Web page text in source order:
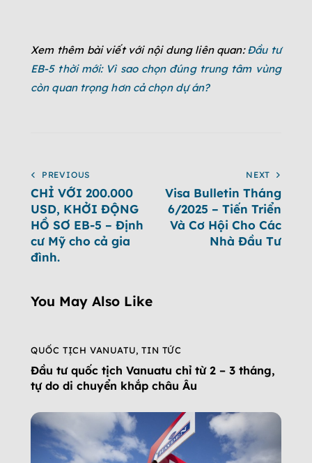
Xem thêm bài viết với nội dung liên quan:Đầu tư
EB-5 thời mới: Vì sao chọn đúng trung tâm vùng
còn quan trọng hơn cả chọn dự án?
PREVIOUS
CHỈ VỚI 200.000
USD, KHỞI ĐỘNG
HỒ SƠ EB-5 – Định
cư Mỹ cho cả gia
đình.
NEXT
Visa Bulletin Tháng
6/2025 – Tiến Triển
Và Cơ Hội Cho Các
Nhà Đầu Tư
You May Also Like
QUỐC TỊCH VANUATU,TIN TỨC
Đầu tư quốc tịch Vanuatu chỉ từ 2 – 3 tháng,
tự do di chuyển khắp châu Âu